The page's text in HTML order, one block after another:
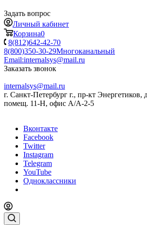
Задать вопрос
Личный кабинет
Корзина0
8(812)642-42-70
8(800)350-30-29Многоканальный
Email:internalsys@mail.ru
Заказать звонок
internalsys@mail.ru
г. Санкт-Петербург г., пр-кт Энергетиков,
помещ. 11-Н, офис А/А-2-5
Вконтакте
Facebook
Twitter
Instagram
Telegram
YouTube
Одноклассники